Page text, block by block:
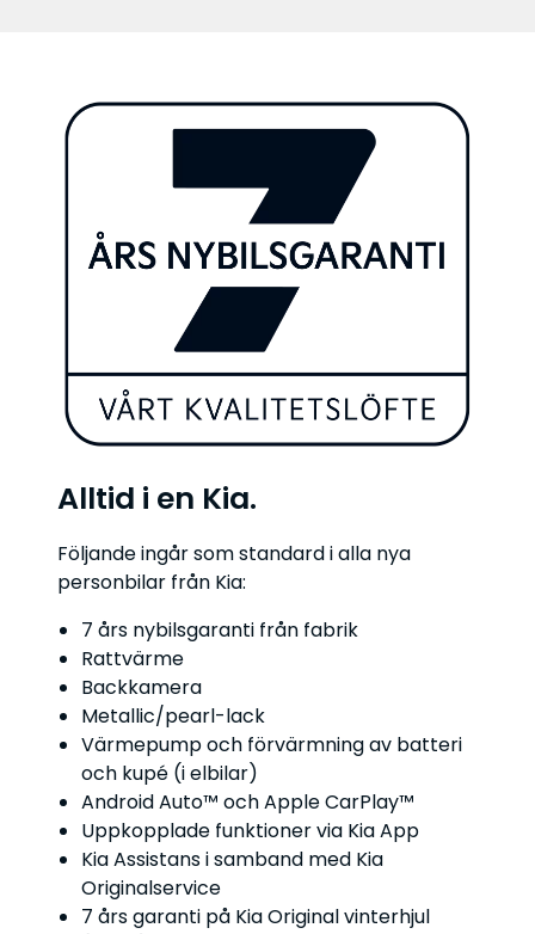
Alltid i en Kia.
Följande ingår som standard i alla nya
personbilar från Kia:
7 års nybilsgaranti från fabrik
Rattvärme
Backkamera
Metallic/pearl-lack
Värmepump och förvärmning av batteri
och kupé (i elbilar)
Android Auto™ och Apple CarPlay™
Uppkopplade funktioner via Kia App
Kia Assistans i samband med Kia
Originalservice
7 års garanti på Kia Original vinterhjul